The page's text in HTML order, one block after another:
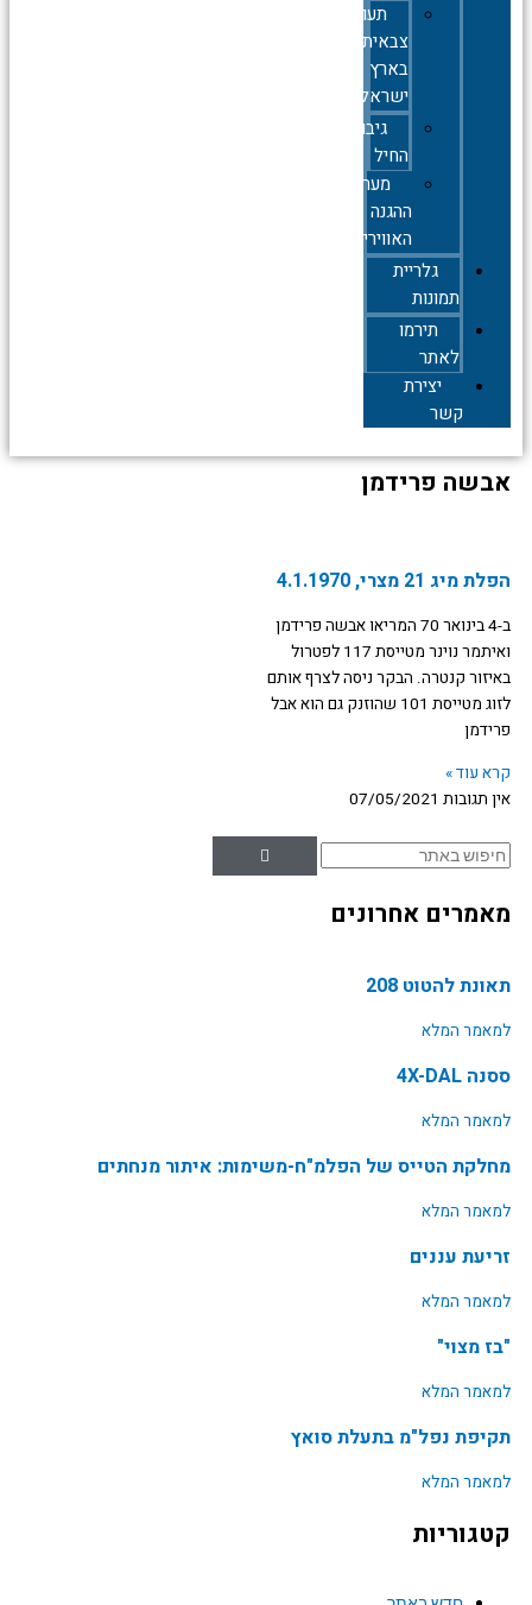
תעופה
צבאית
בארץ
ישראל
גיבורי
החיל
מערך
ההגנה
האווירית
גלריית
תמונות
תירמו
לאתר
יצירת
קשר
אבשה פרידמן
הפלת מיג 21 מצרי, 4.1.1970
ב-4 בינואר 70 המריאו אבשה פרידמן
ואיתמר נוינר מטייסת 117 לפטרול
באיזור קנטרה. הבקר ניסה לצרף אותם
לזוג מטייסת 101 שהוזנק גם הוא אבל
פרידמן
קרא עוד »
אין תגובות 07/05/2021
חיפוש
מאמרים אחרונים
תאונת להטוט 208
למאמר המלא
ססנה 4X-DAL
למאמר המלא
מחלקת הטייס של הפלמ"ח-משימות: איתור מנחתים
למאמר המלא
זריעת עננים
למאמר המלא
"בז מצוי"
למאמר המלא
תקיפת נפל"מ בתעלת סואץ
למאמר המלא
קטגוריות